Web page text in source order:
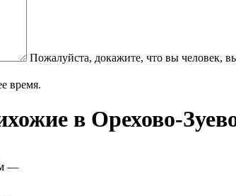
Пожалуйста, докажите, что вы человек,
время.
в Орехово-
—